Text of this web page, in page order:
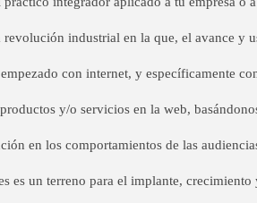
industrial en la que, el avance y
con internet, y específicamente
y/o servicios en la web,
en los comportamientos de las
es un terreno para el implante,